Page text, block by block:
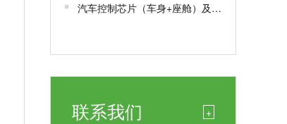
汽车控制芯片（车身+座舱）及车规芯片AEC-Q100测试认证
联系我们 +